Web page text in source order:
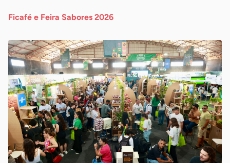
Ficafé e Feira Sabores 2026